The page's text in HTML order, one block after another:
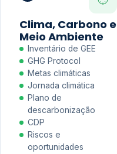
Clima, Carbono e
Meio Ambiente
Inventário de GEE
GHG Protocol
Metas climáticas
Jornada climática
Plano de
descarbonização
CDP
Riscos e
oportunidades